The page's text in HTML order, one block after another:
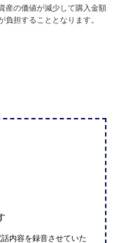
産の価値が減少して購入金額
担することとなります。
内容を録音させていた